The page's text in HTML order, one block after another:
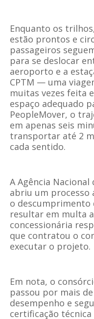
Enquanto os
estão prontos e
passageiros
para se deslocar
aeroporto e a
CPTM — uma
muitas vezes feita
espaço adequado
PeopleMover, o
em apenas seis
transportar até 2
cada sentido.
A Agência Nacional
abriu um
o descumprimento
resultar em multa
concessionária
que contratou o
executar o projeto.
Em nota, o
passou por mais
desempenho e
certificação